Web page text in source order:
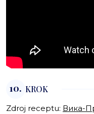
10. KROK
Zdroj receptu: Вика-